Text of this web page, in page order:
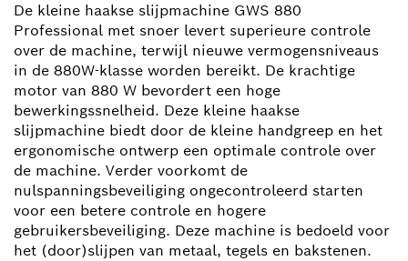
De kleine haakse slijpmachine GWS 880
Professional met snoer levert superieure controle
over de machine, terwijl nieuwe vermogensniveaus
in de 880W-klasse worden bereikt. De krachtige
motor van 880 W bevordert een hoge
bewerkingssnelheid. Deze kleine haakse
slijpmachine biedt door de kleine handgreep en het
ergonomische ontwerp een optimale controle over
de machine. Verder voorkomt de
nulspanningsbeveiliging ongecontroleerd starten
voor een betere controle en hogere
gebruikersbeveiliging. Deze machine is bedoeld voor
het (door)slijpen van metaal, tegels en bakstenen.